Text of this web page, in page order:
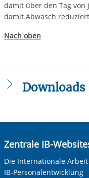
damit über den Tag
damit Abwasch
Nach oben
Downloads
Zentrale IB-
Die Internationale Arbeit
IB-Personalentwicklung